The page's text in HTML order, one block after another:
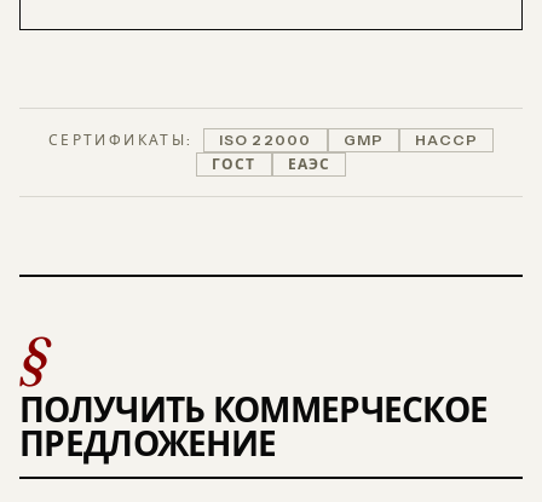
СЕРТИФИКАТЫ: ISO 22000 GMP
HACCP
ГОСТ
ЕАЭС
§
ПОЛУЧИТЬ КОММЕРЧЕСКОЕ
ПРЕДЛОЖЕНИЕ